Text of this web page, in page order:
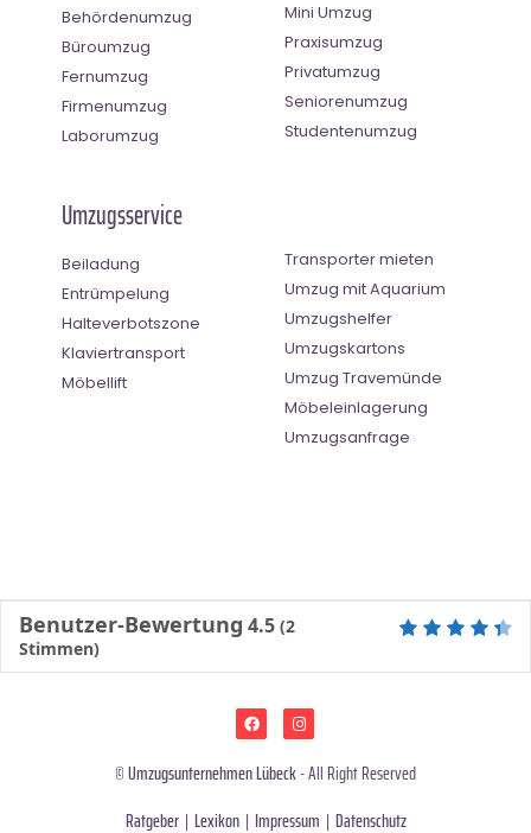
Behördenumzug
Büroumzug
Fernumzug
Firmenumzug
Laborumzug
Mini Umzug
Praxisumzug
Privatumzug
Seniorenumzug
Studentenumzug
Umzugsservice
Beiladung
Entrümpelung
Halteverbotszone
Klaviertransport
Möbellift
Transporter mieten
Umzug mit Aquarium
Umzugshelfer
Umzugskartons
Umzug Travemünde
Möbeleinlagerung
Umzugsanfrage
Benutzer-Bewertung 4.5 (2
Stimmen)
©Umzugsunternehmen Lübeck- All Right Reserved
Ratgeber| Lexikon| Impressum | Datenschutz